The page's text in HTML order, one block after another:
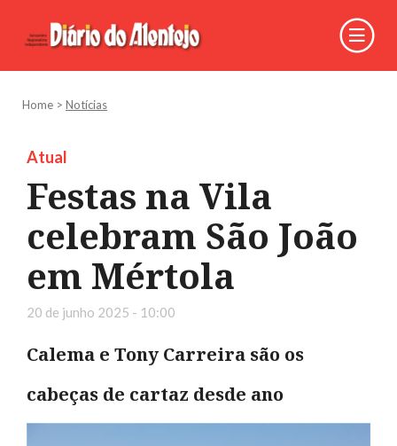
Home > Notícias
Atual
Festas na Vila
celebram São João
em Mértola
20 de junho 2025 - 10:00
Calema e Tony Carreira são os
cabeças de cartaz desde ano